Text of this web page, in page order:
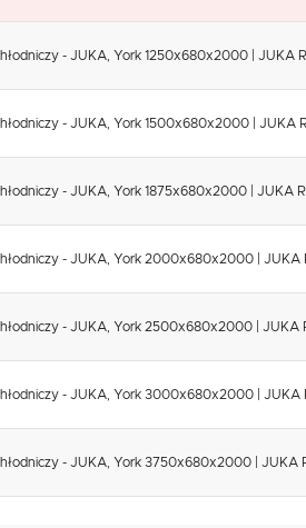
- JUKA, York 1250x680x2000 | JUKA
- JUKA, York 1500x680x2000 | JUKA
- JUKA, York 1875x680x2000 | JUKA
- JUKA, York 2000x680x2000 | JUKA
- JUKA, York 2500x680x2000 | JUKA
- JUKA, York 3000x680x2000 | JUKA
- JUKA, York 3750x680x2000 | JUKA